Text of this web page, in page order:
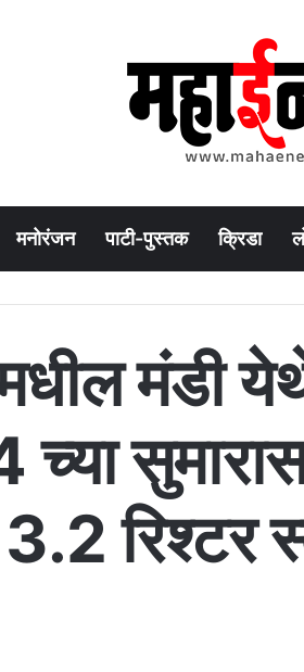
मनोरंजन पाटी-पुस्तक क्रिडा
मंडी
रिश्टर